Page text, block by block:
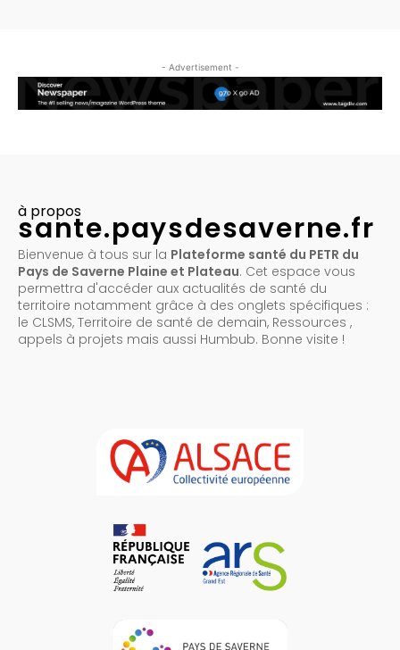
- Advertisement -
à propos
sante.paysdesaverne.fr
Bienvenue à tous sur la Plateforme santé du PETR du
Pays de Saverne Plaine et Plateau. Cet espace vous
permettra d'accéder aux actualités de santé du
territoire notamment grâce à des onglets spécifiques :
le CLSMS, Territoire de santé de demain, Ressources ,
appels à projets mais aussi Humbub. Bonne visite !